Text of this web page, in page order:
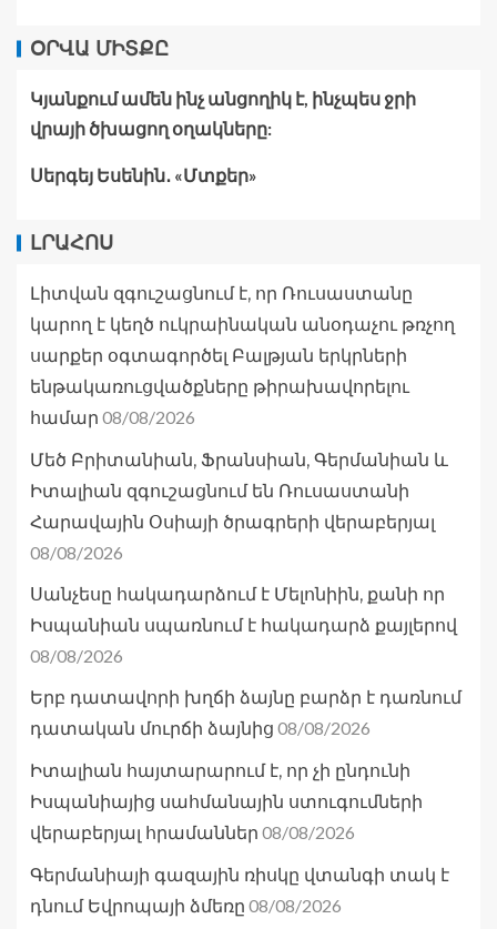
ՕՐՎԱ ՄԻՏՔԸ
Կյանքում ամեն ինչ անցողիկ է, ինչպես ջրի
վրայի ծխացող օղակները:
Սերգեյ Եսենին․ «Մտքեր»
ԼՐԱՀՈՍ
Լիտվան զգուշացնում է, որ Ռուսաստանը
կարող է կեղծ ուկրաինական անօդաչու թռչող
սարքեր օգտագործել Բալթյան երկրների
ենթակառուցվածքները թիրախավորելու
համար 08/08/2026
Մեծ Բրիտանիան, Ֆրանսիան, Գերմանիան և
Իտալիան զգուշացնում են Ռուսաստանի
Հարավային Օսիայի ծրագրերի վերաբերյալ
08/08/2026
Սանչեսը հակադարձում է Մելոնիին, քանի որ
Իսպանիան սպառնում է հակադարձ քայլերով
08/08/2026
Երբ դատավորի խղճի ձայնը բարձր է դառնում
դատական մուրճի ձայնից 08/08/2026
Իտալիան հայտարարում է, որ չի ընդունի
Իսպանիայից սահմանային ստուգումների
վերաբերյալ հրամաններ 08/08/2026
Գերմանիայի գազային ռիսկը վտանգի տակ է
դնում Եվրոպայի ձմեռը 08/08/2026